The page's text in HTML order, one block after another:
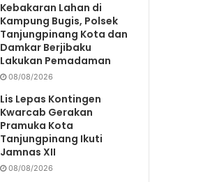
Kebakaran Lahan di
Kampung Bugis, Polsek
Tanjungpinang Kota dan
Damkar Berjibaku
Lakukan Pemadaman
08/08/2026
Lis Lepas Kontingen
Kwarcab Gerakan
Pramuka Kota
Tanjungpinang Ikuti
Jamnas XII
08/08/2026